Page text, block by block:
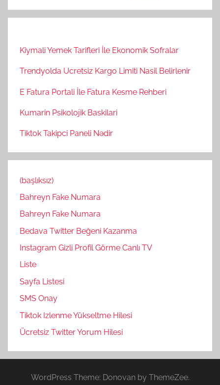
Kiymali Yemek Tarifleri İle Ekonomik Sofralar
Trendyolda Ucretsiz Kargo Limiti Nasil Belirlenir
E Fatura Portali İle Fatura Kesme Rehberi
Kumarin Psikolojik Baskilari
Tiktok Takipci Paneli Nədir
(başlıksız)
Bahreyn Fake Numara
Bahreyn Fake Numara
Bedava Twitter Beğeni Kazanma
Instagram Gizli Profil Görme Canlı TV
Liste
Sayfa Listesi
SMS Onay
Tiktok Izlenme Yükseltme Hilesi
Ücretsiz Twitter Yorum Hilesi
WordPress Theme: Donovan by ThemeZee.